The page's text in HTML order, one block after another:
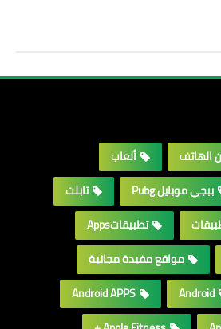
الهاتف
ألعاب
ببجي موبايل Pubg
تابلت
تطبيقاتApps
مواقع مفيدة مجانية
Android
Android APPS